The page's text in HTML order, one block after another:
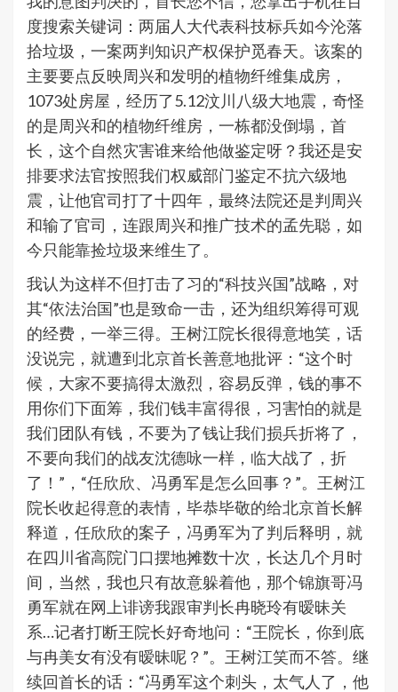
度搜索关键词：两届人大代表科技标兵如今沦落
拾垃圾，一案两判知识产权保护觅春天。该案的
主要要点反映周兴和发明的植物纤维集成房，
1073处房屋，经历了5.12汶川八级大地震，奇怪
的是周兴和的植物纤维房，一栋都没倒塌，首
长，这个自然灾害谁来给他做鉴定呀？我还是安
排要求法官按照我们权威部门鉴定不抗六级地
震，让他官司打了十四年，最终法院还是判周兴
和输了官司，连跟周兴和推广技术的孟先聪，如
今只能靠捡垃圾来维生了。
我认为这样不但打击了习的“科技兴国”战略，对
其“依法治国”也是致命一击，还为组织筹得可观
的经费，一举三得。王树江院长很得意地笑，话
没说完，就遭到北京首长善意地批评：“这个时
候，大家不要搞得太激烈，容易反弹，钱的事不
用你们下面筹，我们钱丰富得很，习害怕的就是
我们团队有钱，不要为了钱让我们损兵折将了，
不要向我们的战友沈德咏一样，临大战了，折
了！”，“任欣欣、冯勇军是怎么回事？”。王树江
院长收起得意的表情，毕恭毕敬的给北京首长解
释道，任欣欣的案子，冯勇军为了判后释明，就
在四川省高院门口摆地摊数十次，长达几个月时
间，当然，我也只有故意躲着他，那个锦旗哥冯
勇军就在网上诽谤我跟审判长冉晓玲有暧昧关
系…记者打断王院长好奇地问：“王院长，你到底
与冉美女有没有暧昧呢？”。王树江笑而不答。继
续回首长的话：“冯勇军这个刺头，太气人了，他